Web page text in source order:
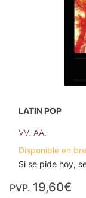
LATIN POP
VV. AA.
Disponible en
Si se pide hoy,
PVP. 19,60€